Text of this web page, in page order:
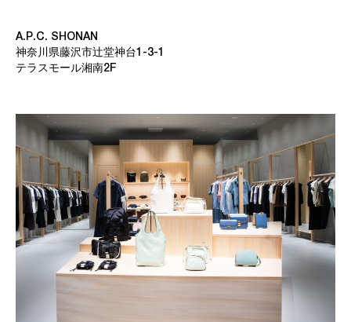
A.P.C. SHONAN
神奈川県藤沢市辻堂神台1-3-1
テラスモール湘南2F